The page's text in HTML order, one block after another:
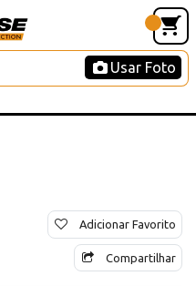
Usar Foto
Adicionar Favorito
Compartilhar